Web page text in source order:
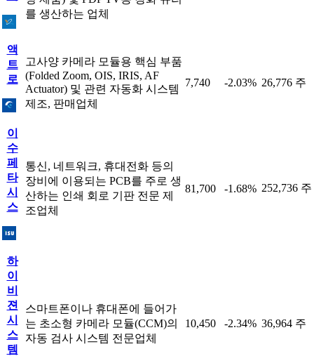
를 생산하는 업체
액
트
로
고사양 카메라 모듈용 핵심 부품
(Folded Zoom, OIS, IRIS, AF
Actuator) 및 관련 자동화 시스템
제조, 판매업체
7,740 -2.03% 26,776 주
이
수
페
타
시
스
통신, 네트워크, 휴대전화 등의
장비에 이용되는 PCB를 주로 생
산하는 인쇄 회로 기판 전문 제
조업체
81,700 -1.68% 252,736 주
하
이
비
젼
시
스
템
스마트폰이나 휴대폰에 들어가
는 초소형 카메라 모듈(CCM)의
자동 검사 시스템 전문업체
10,450 -2.34% 36,964 주